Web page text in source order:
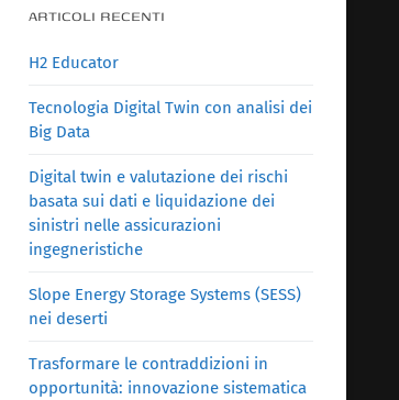
ARTICOLI RECENTI
H2 Educator
Tecnologia Digital Twin con analisi dei
Big Data
Digital twin e valutazione dei rischi
basata sui dati e liquidazione dei
sinistri nelle assicurazioni
ingegneristiche
Slope Energy Storage Systems (SESS)
nei deserti
Trasformare le contraddizioni in
opportunità: innovazione sistematica